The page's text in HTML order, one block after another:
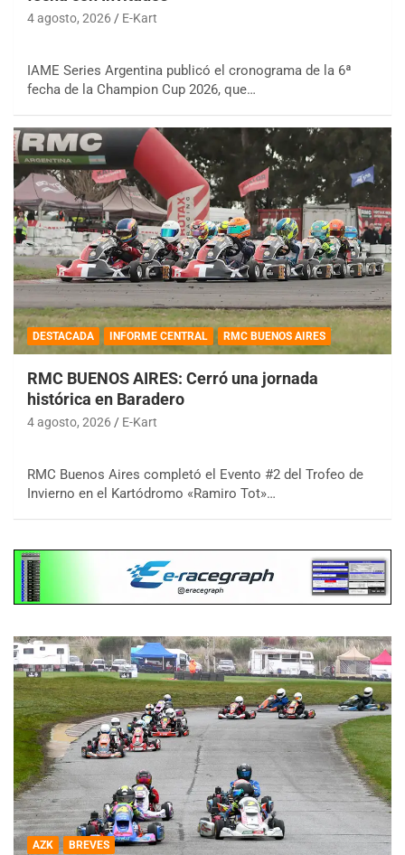
4 agosto, 2026 E-Kart
IAME Series Argentina publicó el cronograma de la 6ª
fecha de la Champion Cup 2026, que…
DESTACADA INFORME CENTRAL RMC BUENOS AIRES
RMC BUENOS AIRES: Cerró una jornada
histórica en Baradero
4 agosto, 2026 E-Kart
RMC Buenos Aires completó el Evento #2 del Trofeo de
Invierno en el Kartódromo «Ramiro Tot»…
AZK BREVES